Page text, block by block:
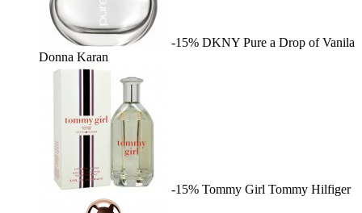
-15% DKNY Pure a Drop of Vanila
Donna Karan
-15% Tommy Girl Tommy Hilfiger